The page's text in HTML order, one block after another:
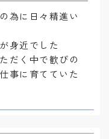
為に日々精進い
身近でした
だく中で歓びの
事に育てていた